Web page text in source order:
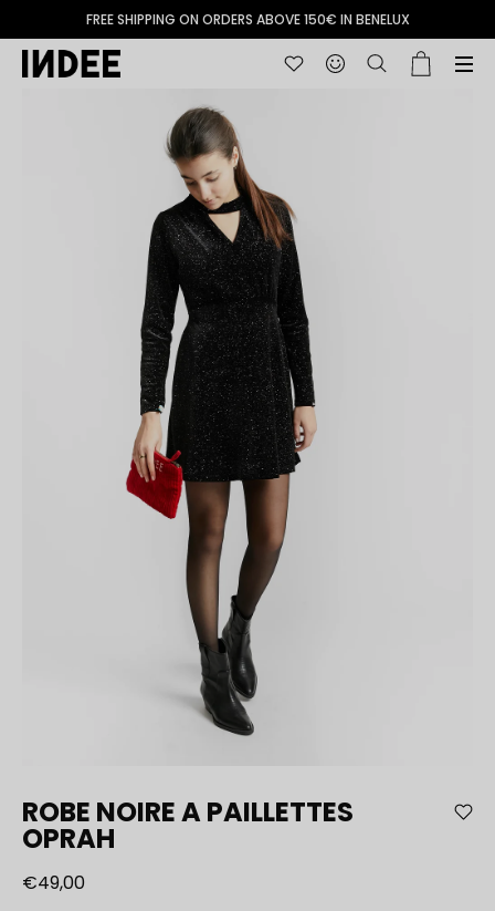
FREE SHIPPING ON ORDERS ABOVE 150€ IN BENELUX
ROBE NOIRE A PAILLETTES
OPRAH
€49,00